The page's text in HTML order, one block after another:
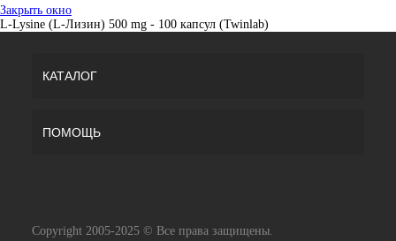
Закрыть окно
L-Lysine (L-Лизин) 500 mg - 100 капсул (Twinlab)
КАТАЛОГ
ПОМОЩЬ
Copyright 2005-2025 © Все права защищены.